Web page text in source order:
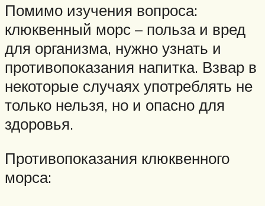
Помимо изучения вопроса:
клюквенный морс – польза и вред
для организма, нужно узнать и
противопоказания напитка. Взвар в
некоторые случаях употреблять не
только нельзя, но и опасно для
здоровья.
Противопоказания клюквенного
морса: